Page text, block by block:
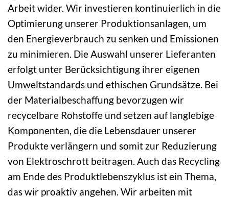
Arbeit wider. Wir investieren kontinuierlich in die
Optimierung unserer Produktionsanlagen, um
den Energieverbrauch zu senken und Emissionen
zu minimieren. Die Auswahl unserer Lieferanten
erfolgt unter Berücksichtigung ihrer eigenen
Umweltstandards und ethischen Grundsätze. Bei
der Materialbeschaffung bevorzugen wir
recycelbare Rohstoffe und setzen auf langlebige
Komponenten, die die Lebensdauer unserer
Produkte verlängern und somit zur Reduzierung
von Elektroschrott beitragen. Auch das Recycling
am Ende des Produktlebenszyklus ist ein Thema,
das wir proaktiv angehen. Wir arbeiten mit